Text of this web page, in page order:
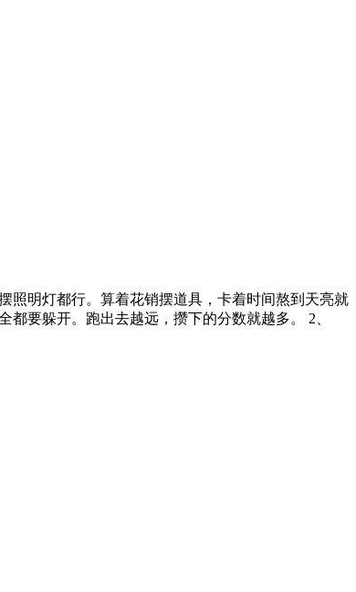
照明灯都行。算着花销摆道具，卡着时间熬到天亮就
躲开。跑出去越远，攒下的分数就越多。 2、